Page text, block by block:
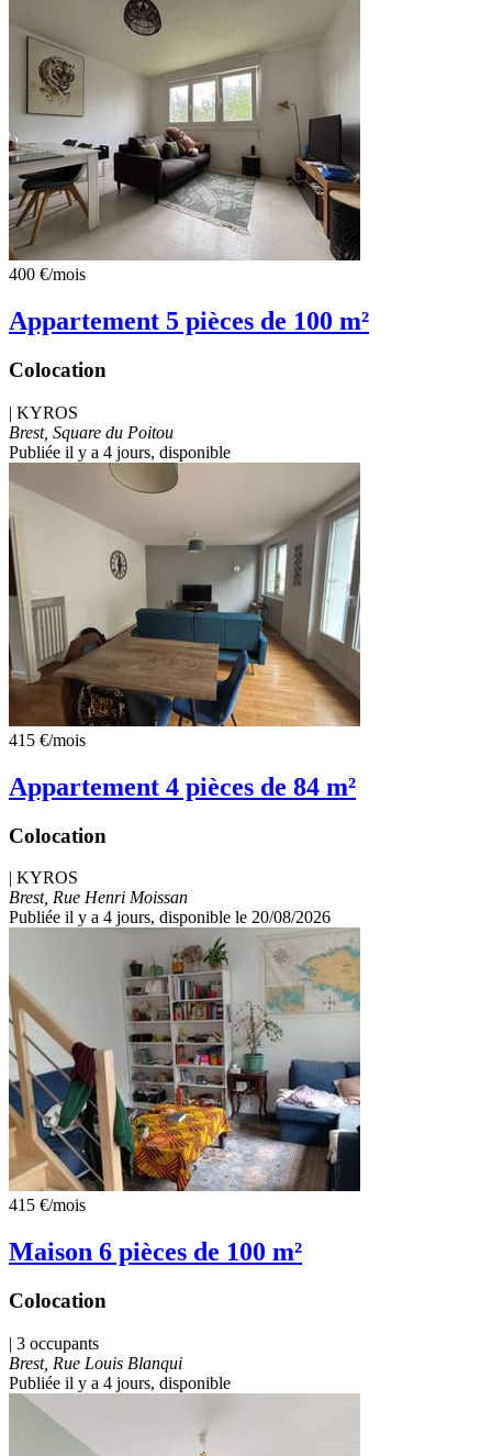
400 €/mois
Appartement 5 pièces de 100 m²
Colocation
| KYROS
Brest, Square du Poitou
Publiée il y a 4 jours, disponible
415 €/mois
Appartement 4 pièces de 84 m²
Colocation
| KYROS
Brest, Rue Henri Moissan
Publiée il y a 4 jours, disponible le 20/08/2026
415 €/mois
Maison 6 pièces de 100 m²
Colocation
| 3 occupants
Brest, Rue Louis Blanqui
Publiée il y a 4 jours, disponible